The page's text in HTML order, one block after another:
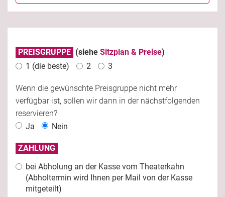
PREISGRUPPE (siehe Sitzplan & Preise)
1 (die beste)
2 3
Wenn die gewünschte Preisgruppe nicht mehr
verfügbar ist, sollen wir dann in der nächstfolgenden
reservieren?
Ja
Nein
ZAHLUNG
bei Abholung an der Kasse vom Theaterkahn
(Abholtermin wird Ihnen per Mail von der Kasse
mitgeteilt)